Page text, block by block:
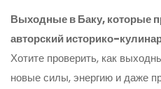
Выходные в Баку, которые
авторский историко-
Хотите проверить, как
новые силы, энергию и даже